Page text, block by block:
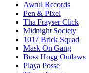
Awful Records
Pen & PIxel
Tha Frayser Click
Midnight Society
1017 Brick Squad
Mask On Gang
Boss Hogg Outlaws
Playa Posse